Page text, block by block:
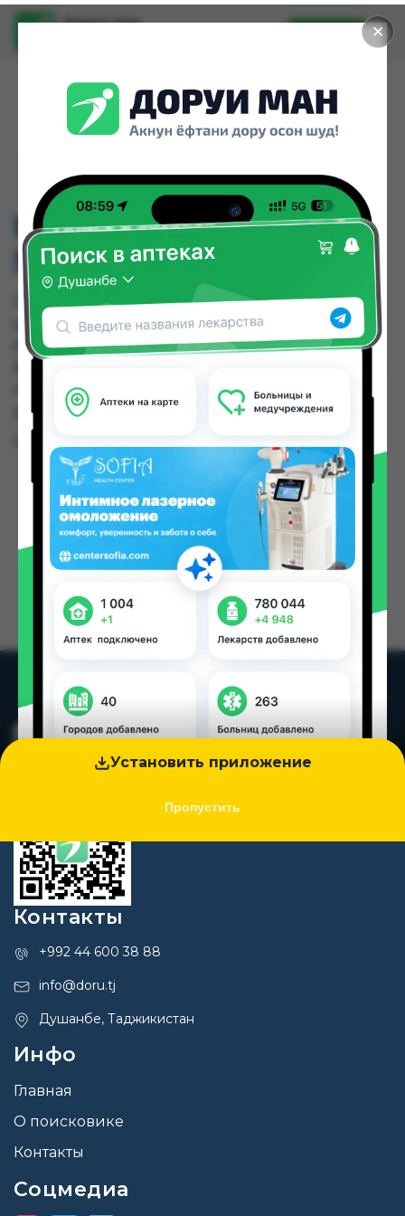
✕
Установить приложение
Пропустить
Доруи ман
Установить
ГАЛВУС МЕТ
50МГ+500МГ ТАБ №30
ГАЛВУС МЕТ 50МГ+500МГ ТАБ №30 можно
купить или заказать в аптеках, Саховати
Истаравшан, Абубакри Карим, Авиценна, АЗИЗ
по цене от 9.35 TJS до 322.00 TJS в Душанбе и
других городах Таджикистана
Контакты
+992 44 600 38 88
info@doru.tj
Душанбе, Таджикистан
Инфо
Главная
О поисковике
Контакты
Соцмедиа